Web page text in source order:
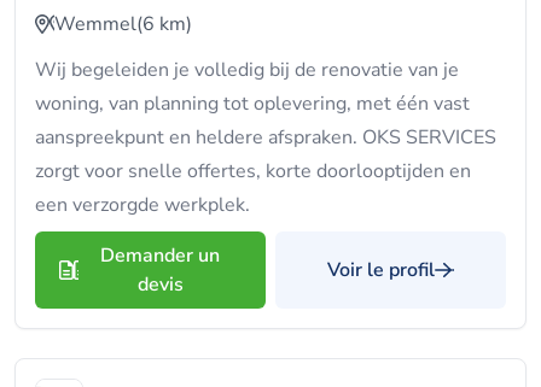
Wemmel(6 km)
Wij begeleiden je volledig bij de renovatie van je
woning, van planning tot oplevering, met één vast
aanspreekpunt en heldere afspraken. OKS SERVICES
zorgt voor snelle offertes, korte doorlooptijden en
een verzorgde werkplek.
Demander un
devis
Voir le profil